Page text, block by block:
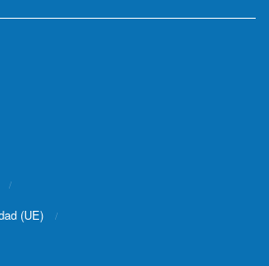
(UE)